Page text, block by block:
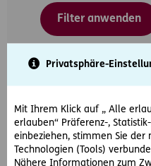
Privatsphäre-
Mit Ihrem Klick auf „ Alle
erlauben“ Präferenz-,
einbeziehen, stimmen Sie der
Technologien (Tools)
Nähere Informationen zum
Filter anwenden
Gebietsleiter
Steiermark